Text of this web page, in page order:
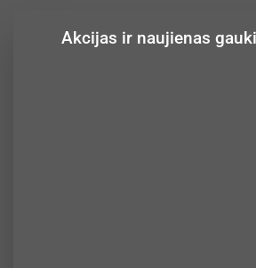
Akcijas ir naujienas